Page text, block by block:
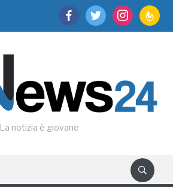
facebooktwitter instagram
La notizia è giovane